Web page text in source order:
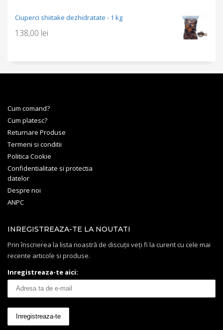
Ciuperci shiitake dezhidratate - 1 kg
138,00 lei
Cum comand?
Cum platesc?
Returnare Produse
Termeni si conditii
Politica Cookie
Confidentialitate si protectia
datelor
Despre noi
ANPC
INREGISTREAZA-TE LA NOUTATI
Prin înscrierea la lista noastră de discuții veți fi la curent cu cele mai
recente articole si produse.
Inregistreaza-te aici: